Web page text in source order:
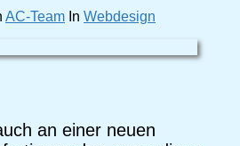
AC-Team In Webdesign
an einer neuen